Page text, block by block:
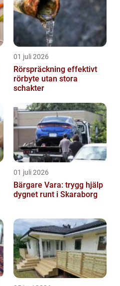
01 juli 2026
Rörspräckning effektivt
rörbyte utan stora
schakter
01 juli 2026
Bärgare Vara: trygg hjälp
dygnet runt i Skaraborg